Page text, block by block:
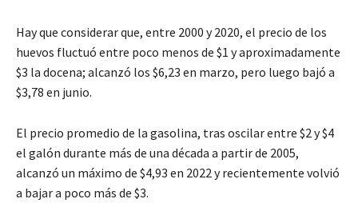
Hay que considerar que, entre 2000 y 2020, el precio de los
huevos fluctuó entre poco menos de $1 y aproximadamente
$3 la docena; alcanzó los $6,23 en marzo, pero luego bajó a
$3,78 en junio.
El precio promedio de la gasolina, tras oscilar entre $2 y $4
el galón durante más de una década a partir de 2005,
alcanzó un máximo de $4,93 en 2022 y recientemente volvió
a bajar a poco más de $3.